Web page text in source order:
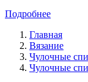
Подробнее
Главная
Вязание
Чулочные
Чулочные